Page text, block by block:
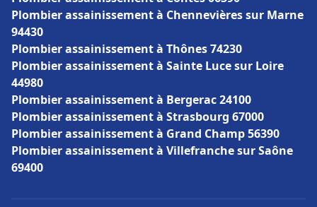
Plombier assainissement à Chennevières sur Marne
94430
Plombier assainissement à Thônes 74230
Plombier assainissement à Sainte Luce sur Loire
44980
Plombier assainissement à Bergerac 24100
Plombier assainissement à Strasbourg 67000
Plombier assainissement à Grand Champ 56390
Plombier assainissement à Villefranche sur Saône
69400